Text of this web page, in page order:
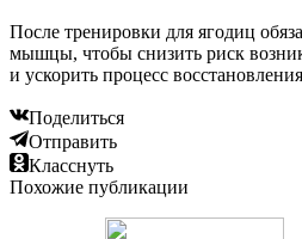
После тренировки для ягодиц
мышцы, чтобы снизить риск
и ускорить процесс
Поделиться
Отправить
Класснуть
Похожие публикации